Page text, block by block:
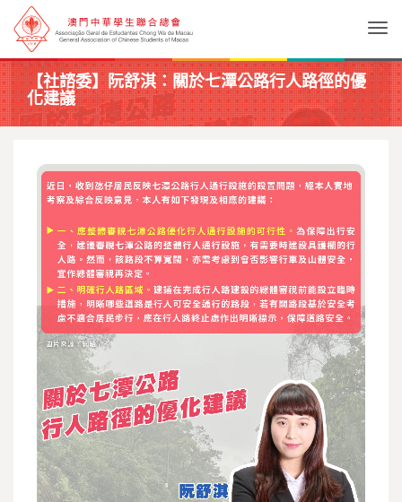
【社諮委】阮舒淇：關於七潭公路行人路徑的優
化建議